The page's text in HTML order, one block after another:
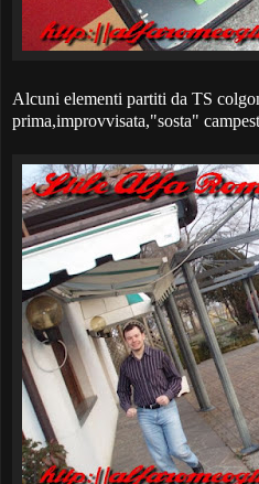
Alcuni elementi partiti da TS
prima,improvvisata,"sosta"